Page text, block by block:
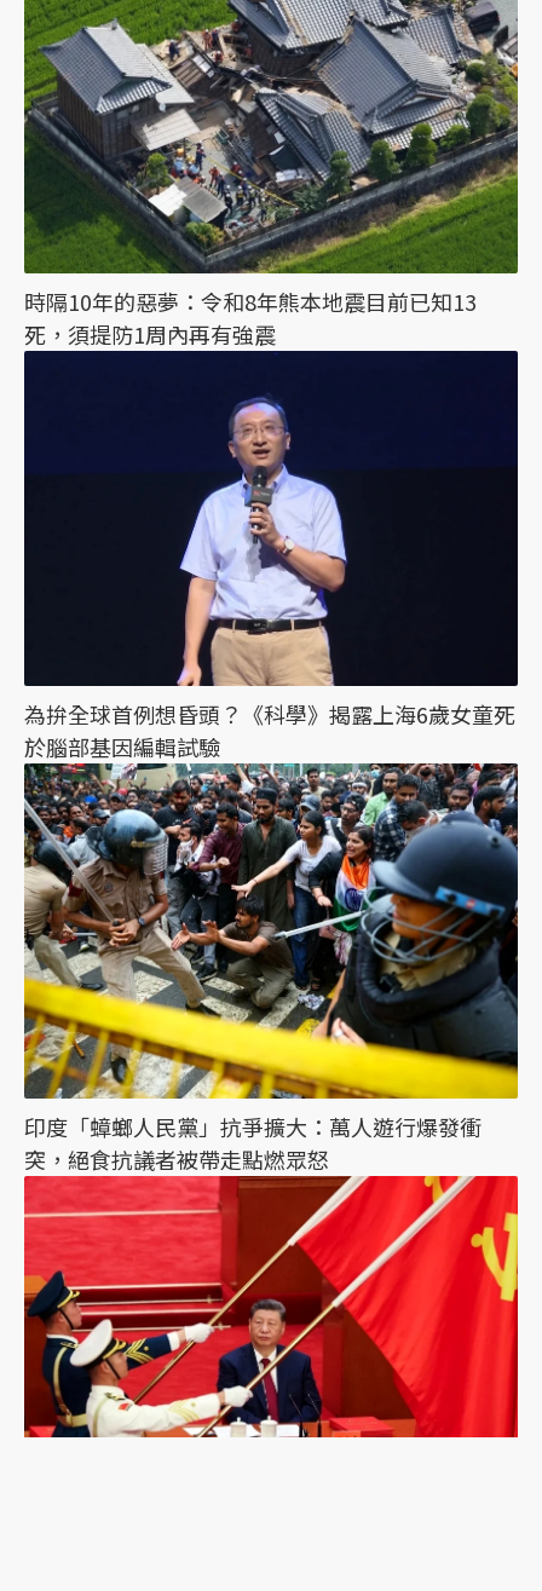
時隔10年的惡夢：令和8年熊本地震目前已知13
死，須提防1周內再有強震
為拚全球首例想昏頭？《科學》揭露上海6歲女童死
於腦部基因編輯試驗
印度「蟑螂人民黨」抗爭擴大：萬人遊行爆發衝
突，絕食抗議者被帶走點燃眾怒